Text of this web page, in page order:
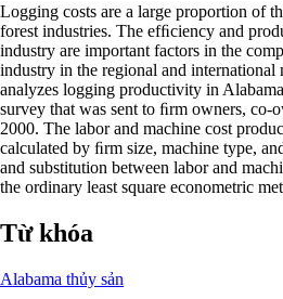
Logging costs are a large proportion of
forest industries. The efﬁciency and
industry are important factors in the
industry in the regional and international
analyzes logging productivity in
survey that was sent to ﬁrm owners, co-
2000. The labor and machine cost
calculated by ﬁrm size, machine type,
and substitution between labor and
the ordinary least square econometric
Từ khóa
Alabama thủy sản